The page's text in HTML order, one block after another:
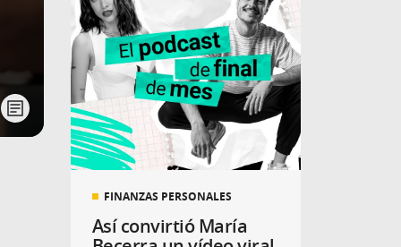
FINANZAS PERSONALES
Así convirtió María